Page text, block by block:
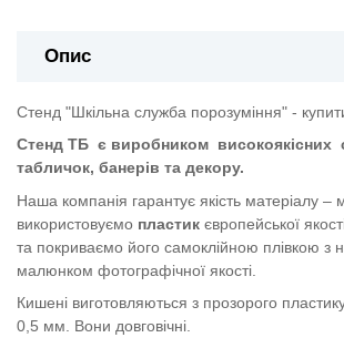
Опис
Стенд "Шкільна служба порозуміння" -
Стенд ТБ є виробником високоякісних
табличок, банерів та декору.
Наша компанія гарантує якість матеріалу –
використовуємо пластик європейської
та покриваємо його самоклійною плівкою з
малюнком фотографічної якості.
Кишені виготовляються з прозорого
0,5 мм. Вони довговічні.